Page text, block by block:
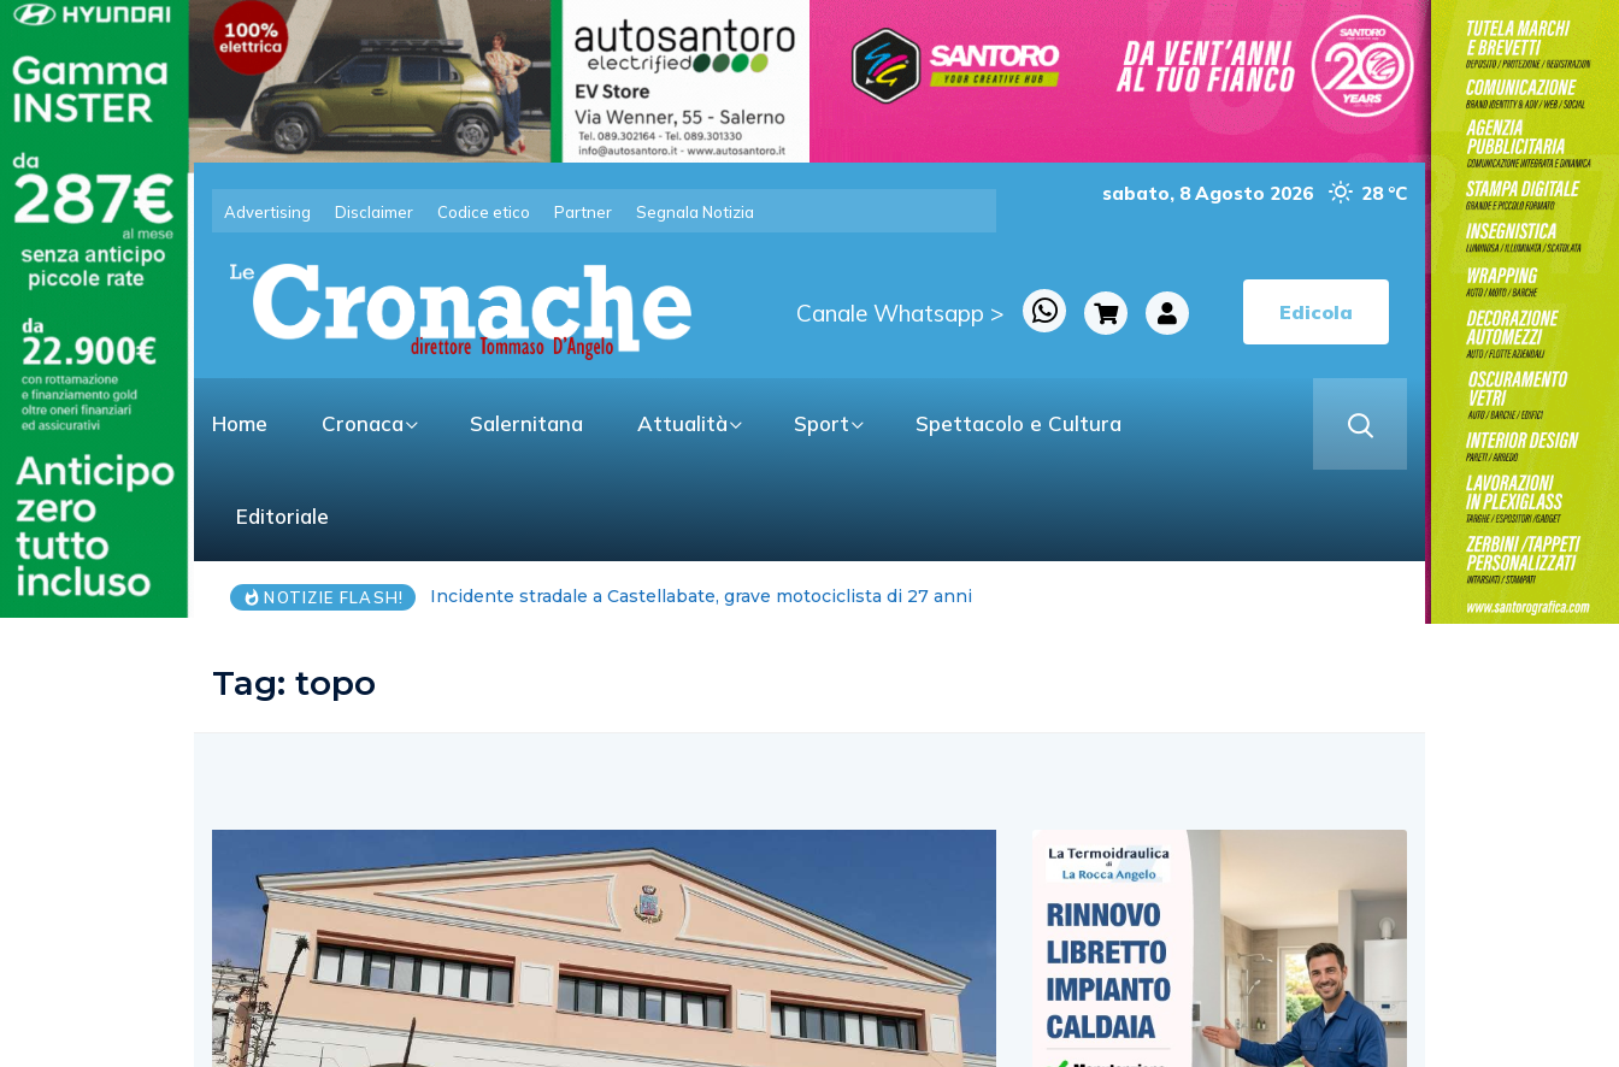
Advertising Disclaimer Codice etico Partner Segnala Notizia
sabato, 8 Agosto 2026 28 °C
Canale Whatsapp > Edicola
Home Cronaca Salernitana Attualità Sport Spettacolo e Cultura
Editoriale
NOTIZIE FLASH! Salerno, anziano scippato in via Mobilio
Tag:topo